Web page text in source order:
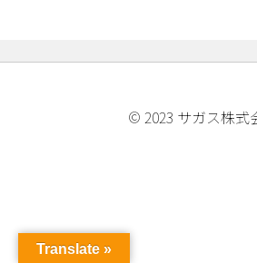
© 2023 サガス株式
Translate »